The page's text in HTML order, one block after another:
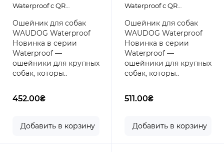
Waterproof c QR
фастекс, розовый,
размер XXL, 46-70 см 40
мм
Ошейник для собак
WAUDOG Waterproof
Новинка в серии
Waterproof —
ошейники для крупных
собак, которы..
452.00₴
Добавить в корзину
Waterproof с QR
светоотражающий,
пластиковый фастекс,
серый, размер XXL, 46-70
см 40 мм
Ошейник для собак
WAUDOG Waterproof
Новинка в серии
Waterproof —
ошейники для крупных
собак, которы..
511.00₴
Добавить в корзину